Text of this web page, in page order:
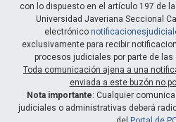
con lo dispuesto en el artículo 197 de
Universidad Javeriana Seccional
electrónico
exclusivamente para recibir
procesos judiciales por parte de
Toda comunicación ajena a una
enviada a este buzón no
Nota importante: Cualquier
judiciales o administrativas deberá